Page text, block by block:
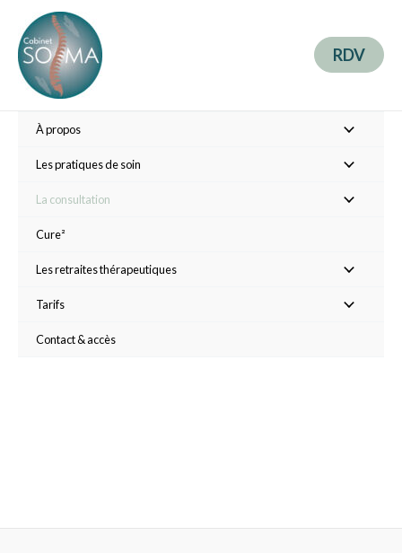
RDV
À propos
Les pratiques de soin
La consultation
Cure²
Les retraites thérapeutiques
Tarifs
Contact & accès